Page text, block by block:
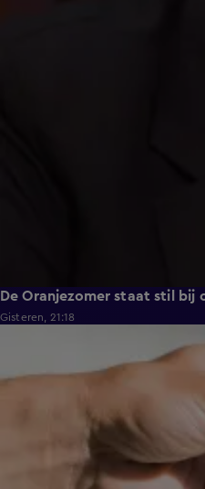
De Oranjezomer staat stil bij
Gisteren, 21:18